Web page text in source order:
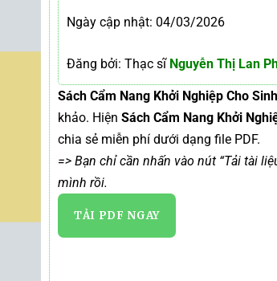
Ngày cập nhật: 04/03/2026
Đăng bởi: Thạc sĩNguyễn Thị Lan
Sách Cẩm Nang Khởi Nghiệp Cho
khảo. Hiện Sách Cẩm Nang Khởi
chia sẻ miễn phí dưới dạng file PDF.
=> Bạn chỉ cần nhấn vào nút “Tải tài
mình rồi.
TẢI PDF NGAY